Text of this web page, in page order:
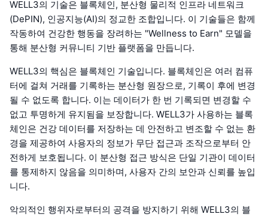
WELL3의 기술은 블록체인, 분산형 물리적 인프라 네트워크
(DePIN), 인공지능(AI)의 정교한 조합입니다. 이 기술들은 함께
작동하여 건강한 행동을 장려하는 "Wellness to Earn" 모델을
통해 분산형 커뮤니티 기반 플랫폼을 만듭니다.
WELL3의 핵심은 블록체인 기술입니다. 블록체인은 여러 컴퓨
터에 걸쳐 거래를 기록하는 분산형 원장으로, 기록이 후에 변경
될 수 없도록 합니다. 이는 데이터가 한 번 기록되면 변경할 수
없고 투명하게 유지됨을 보장합니다. WELL3가 사용하는 블록
체인은 건강 데이터를 저장하는 데 안전하고 변조할 수 없는 환
경을 제공하여 사용자의 정보가 무단 접근과 조작으로부터 안
전하게 보호됩니다. 이 분산형 접근 방식은 단일 기관이 데이터
를 통제하지 않음을 의미하며, 사용자 간의 보안과 신뢰를 높입
니다.
악의적인 행위자로부터의 공격을 방지하기 위해 WELL3의 블